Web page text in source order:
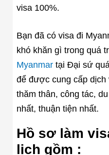
visa 100%.
Bạn đã có visa đi
khó khăn gì trong quá
Myanmartại Đại sứ
để được cung cấp dịch
thăm thân, công tác,
nhất, thuận tiện nhất.
Hồ sơ làm
lịch gồm :